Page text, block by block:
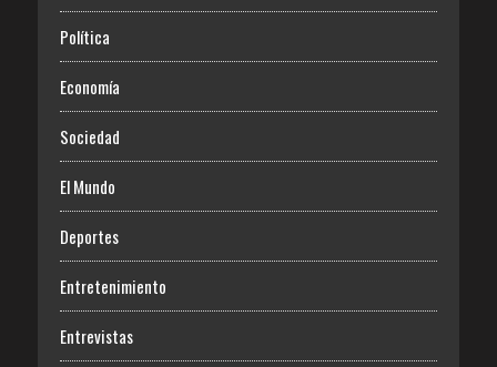
Política
Economía
Sociedad
El Mundo
Deportes
Entretenimiento
Entrevistas